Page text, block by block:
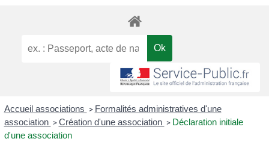
Accueil associations > Formalités administratives d'une
association > Création d'une association > Déclaration initiale
d'une association